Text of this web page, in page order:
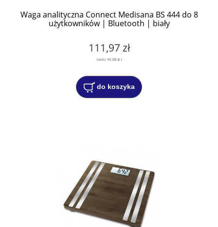
Waga analityczna Connect Medisana BS 444 do 8
użytkowników | Bluetooth | biały
111,97 zł
(netto: 91,03 zł)
do koszyka